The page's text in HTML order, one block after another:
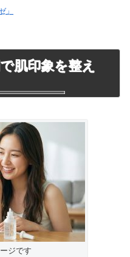
」
肌印象を整え
ジです